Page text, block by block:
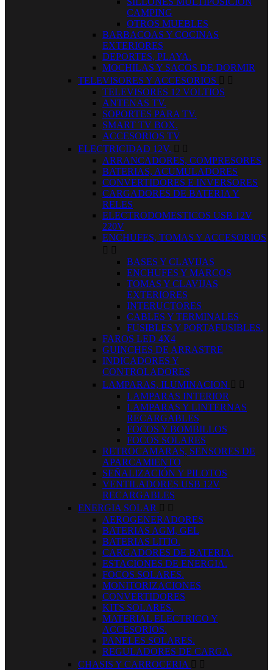
CAMPING
OTROS MUEBLES
BARBACOAS Y COCINAS
EXTERIORES
DEPORTES, PLAYA.
MOCHILAS Y SACOS DE DORMIR
TELEVISORES Y ACCESORIOS  
TELEVISORES 12 VOLTIOS
ANTENAS TV.
SOPORTES PARA TV.
SMART TV BOX.
ACCESORIOS TV
ELECTRICIDAD 12V.  
ARRANCADORES, COMPRESORES
BATERIAS, ACUMULADORES
CONVERTIDORES E INVERSORES
CARGADORES DE BATERIA Y
RELES
ELECTRODOMESTICOS USB 12V
220V
ENCHUFES, TOMAS Y ACCESORIOS
 
BASES Y CLAVIJAS
ENCHUFES Y MARCOS
TOMAS Y CLAVIJAS
EXTERIORES
INTERUCTORES
CABLES Y TERMINALES
FUSIBLES Y PORTAFUSIBLES.
FAROS LED 4X4
GUINCHES DE ARRASTRE
INDICADORES Y
CONTROLADORES
LAMPARAS, ILUMINACION  
LAMPARAS INTERIOR
LAMPARAS Y LINTERNAS
RECARGABLES
FOCOS Y BOMBILLOS
FOCOS SOLARES
RETROCAMARAS, SENSORES DE
APARCAMIENTO
SEÑALIZACIÓN Y PILOTOS
VENTILADORES USB 12V
RECARGABLES
ENERGIA SOLAR  
AEROGENERADORES
BATERIAS AGM, GEL
BATERIAS LITIO.
CARGADORES DE BATERIA.
ESTACIONES DE ENERGIA.
FOCOS SOLARES.
MONITORIZACIONES
CONVERTIDORES
KITS SOLARES.
MATERIAL ELECTRICO Y
ACCESORIOS.
PANELES SOLARES.
REGULADORES DE CARGA.
CHASIS Y CARROCERIA  